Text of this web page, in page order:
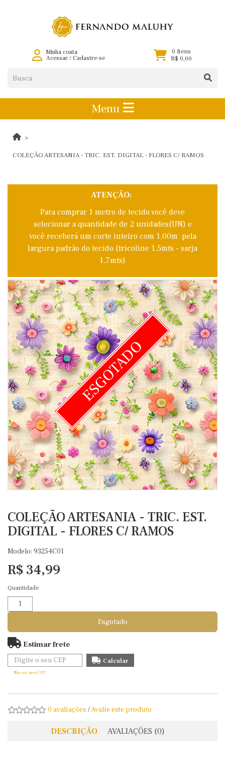
Minha conta
Acessar/ Cadastre-se
0 Itens
R$ 0,00
Menu
COLEÇÃO ARTESANIA - TRIC. EST. DIGITAL - FLORES C/ RAMOS
ATENÇÃO:
Para comprar 1 metro de tecido você deve
selecionar a quantidade de 2 unidades(UN) e
você receberá um corte inteiro com 1,00m pela
largura padrão do tecido (tricoline 1,5mts - sarja
1,7mts)
ESGOTADO
COLEÇÃO ARTESANIA - TRIC. EST.
DIGITAL - FLORES C/ RAMOS
Modelo: 93254C01
R$ 34,99
Quantidade
Esgotado
Estimar frete
Não sei meu CEP
0 avaliações /Avalie este produto
DESCRIÇÃO AVALIAÇÕES (0)